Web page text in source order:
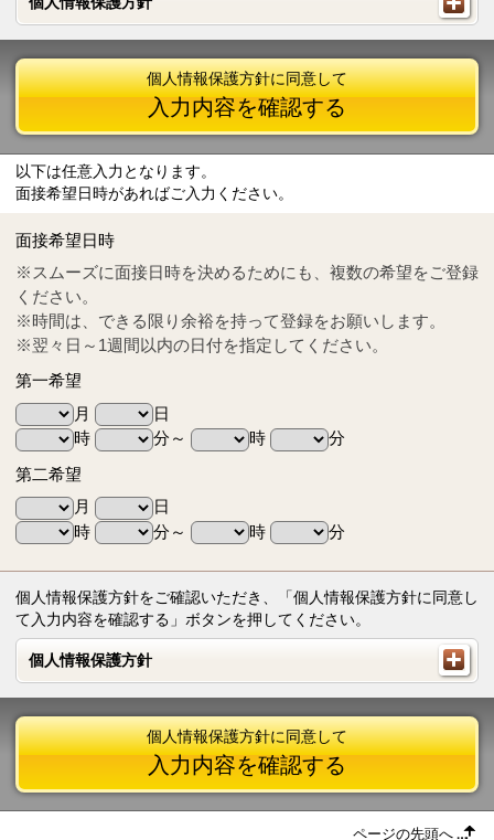
個人情報保護方針
Tel
0570-55-0314
個人情報保護方針に同意して
入力内容を確認する
以下は任意入力となります。
面接希望日時があればご入力ください。
面接希望日時
※スムーズに面接日時を決めるためにも、複数の希望をご登録
ください。
※時間は、できる限り余裕を持って登録をお願いします。
※翌々日～1週間以内の日付を指定してください。
第一希望
月
日
時
分～ 時
分
第二希望
月
日
時
分～ 時 分
個人情報保護方針をご確認いただき、「個人情報保護方針に同意し
て入力内容を確認する」ボタンを押してください。
個人情報保護方針
個人情報保護方針
個人情報保護方針に同意して
入力内容を確認する
ページの先頭へ